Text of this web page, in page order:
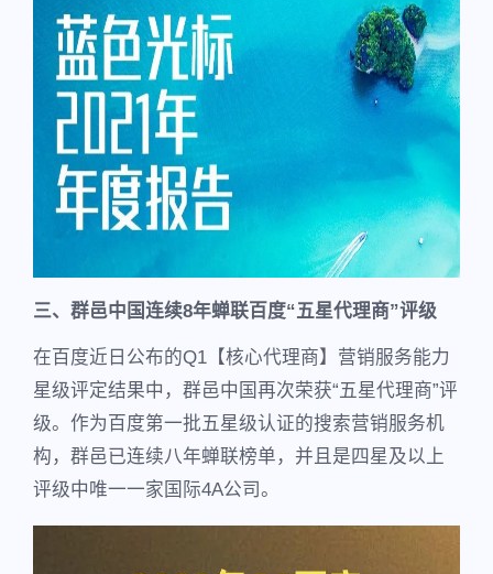
三、群邑中国连续8年蝉联百度“五星代理商”评级
在百度近日公布的Q1【核心代理商】营销服务能力
星级评定结果中，群邑中国再次荣获“五星代理商”评
级。作为百度第一批五星级认证的搜索营销服务机
构，群邑已连续八年蝉联榜单，并且是四星及以上
评级中唯一一家国际4A公司。